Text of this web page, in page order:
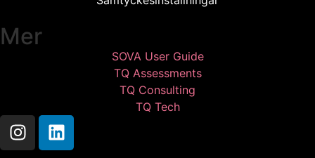
Mer
SOVA User Guide
TQ Assessments
TQ Consulting
TQ Tech